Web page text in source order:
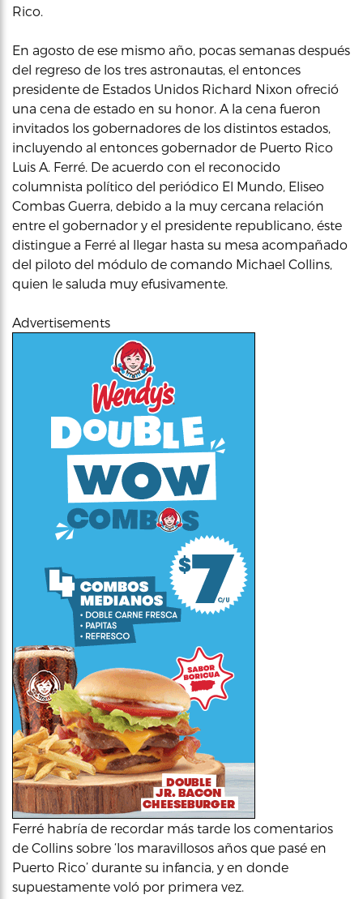
Rico.
En agosto de ese mismo año, pocas semanas después
del regreso de los tres astronautas, el entonces
presidente de Estados Unidos Richard Nixon ofreció
una cena de estado en su honor. A la cena fueron
invitados los gobernadores de los distintos estados,
incluyendo al entonces gobernador de Puerto Rico
Luis A. Ferré. De acuerdo con el reconocido
columnista político del periódico El Mundo, Eliseo
Combas Guerra, debido a la muy cercana relación
entre el gobernador y el presidente republicano, éste
distingue a Ferré al llegar hasta su mesa acompañado
del piloto del módulo de comando Michael Collins,
quien le saluda muy efusivamente.
Advertisements
Ferré habría de recordar más tarde los comentarios
de Collins sobre ‘los maravillosos años que pasé en
Puerto Rico’ durante su infancia, y en donde
supuestamente voló por primera vez.